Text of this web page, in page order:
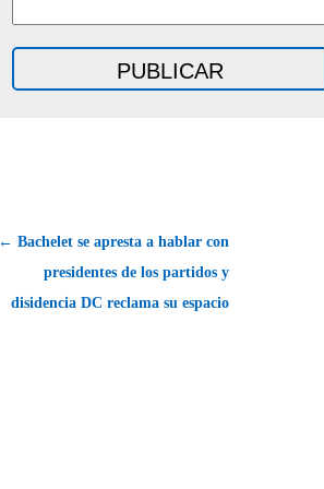
← Bachelet se apresta a hablar con
presidentes de los partidos y
disidencia DC reclama su espacio